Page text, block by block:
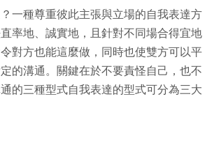
一種尊重彼此主張與立場的自我表達方
率地、誠實地，且針對不同場合得宜地
對方也能這麼做，同時也使雙方可以平
的溝通。關鍵在於不要責怪自己，也不
的三種型式自我表達的型式可分為三大